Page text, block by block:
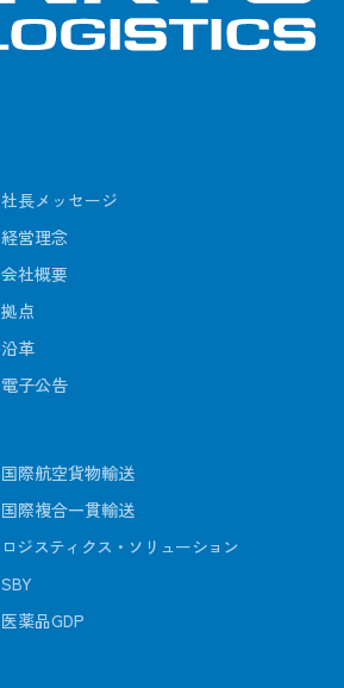
社長メッセージ
経営理念
会社概要
拠点
沿革
電子公告
国際航空貨物輸送
国際複合一貫輸送
ロジスティクス・ソリューション
SBY
医薬品GDP